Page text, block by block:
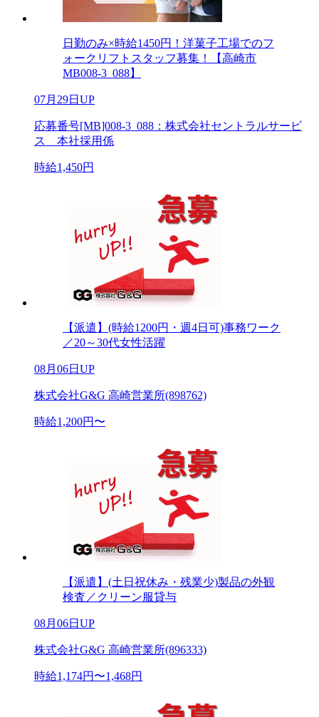
日勤のみ×時給1450円！洋菓子工場でのフ
ォークリフトスタッフ募集！【高崎市
MB008-3_088】
07月29日UP
応募番号[MB]008-3_088：株式会社セントラルサービ
ス 本社採用係
時給1,450円
【派遣】(時給1200円・週4日可)事務ワーク
／20～30代女性活躍
08月06日UP
株式会社G&G 高崎営業所(898762)
時給1,200円〜
【派遣】(土日祝休み・残業少)製品の外観
検査／クリーン服貸与
08月06日UP
株式会社G&G 高崎営業所(896333)
時給1,174円〜1,468円